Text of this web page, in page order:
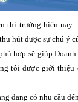
thị trường hiện
hút được sự chú ý
hợp sẽ giúp
tôi được giới
đang có nhu cầu